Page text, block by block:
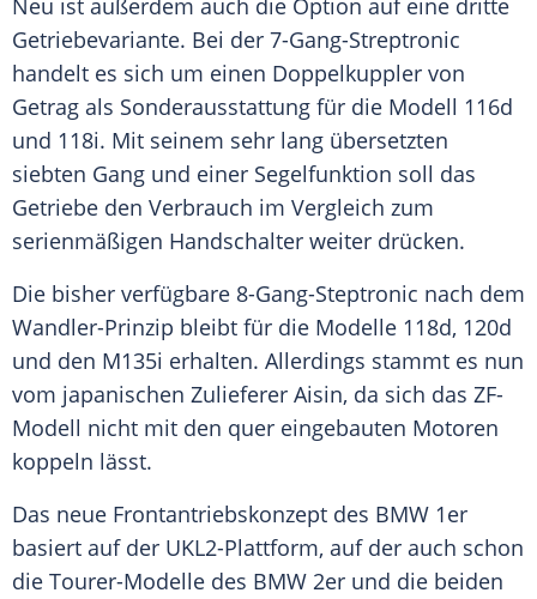
Neu ist außerdem auch die Option auf eine dritte
Getriebevariante. Bei der 7-Gang-Streptronic
handelt es sich um einen Doppelkuppler von
Getrag als Sonderausstattung für die Modell 116d
und 118i. Mit seinem sehr lang übersetzten
siebten Gang und einer Segelfunktion soll das
Getriebe den Verbrauch im Vergleich zum
serienmäßigen Handschalter weiter drücken.
Die bisher verfügbare 8-Gang-Steptronic nach dem
Wandler-Prinzip bleibt für die Modelle 118d, 120d
und den M135i erhalten. Allerdings stammt es nun
vom japanischen Zulieferer Aisin, da sich das ZF-
Modell nicht mit den quer eingebauten Motoren
koppeln lässt.
Das neue Frontantriebskonzept des BMW 1er
basiert auf der UKL2-Plattform, auf der auch schon
die Tourer-Modelle des BMW 2er und die beiden